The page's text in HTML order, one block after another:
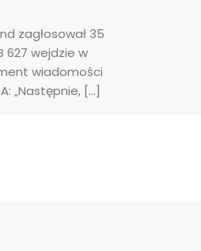
zagłosował 35
627 wejdzie w
wiadomości
„Następnie, […]